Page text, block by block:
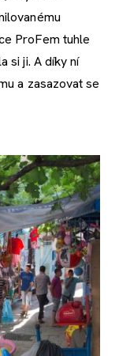
ProFem tuhle
si ji. A díky ní
a zasazovat se